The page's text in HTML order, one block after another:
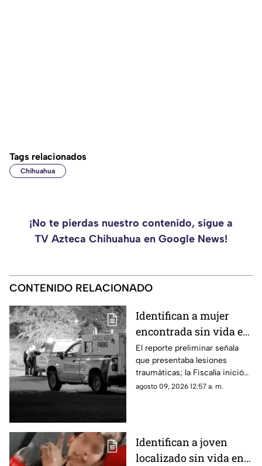
Tags relacionados
Chihuahua
¡No te pierdas nuestro contenido, sigue a
TV Azteca Chihuahua en Google News!
CONTENIDO RELACIONADO
Identifican a mujer
encontrada sin vida en
la colonia Valles de
Chihuahua
El reporte preliminar señala
que presentaba lesiones
traumáticas; la Fiscalía inició
las investigaciones para
agosto 09, 2026 12:57 a. m.
Identifican a joven
localizado sin vida en